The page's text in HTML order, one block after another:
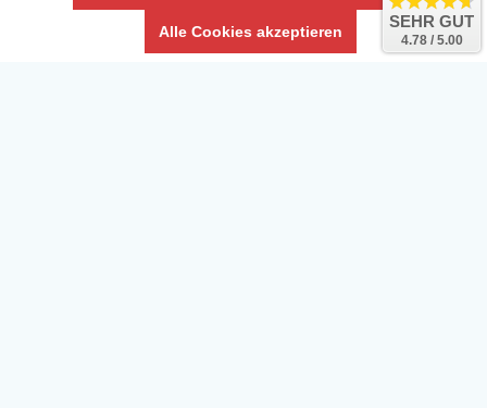
Alle Cookies akzeptieren
SEHR GUT
4.78 / 5.00